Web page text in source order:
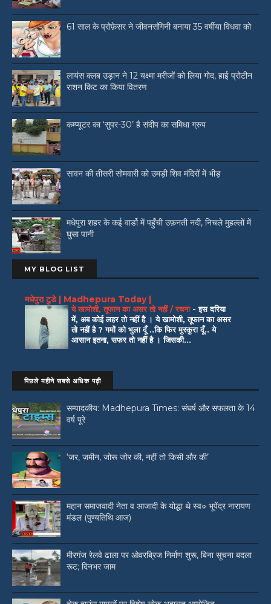
61 साल के प्रोफ़ेसर ने जीवनसंगिनी बनाया 35 वर्षीया विधवा को
लायंस क्लब उड़ान ने 12 यक्ष्मा मरीजों को लिया गोद, हाई प्रोटीन
राशन किट का किया वितरण
कम्प्यूटर का ‘सुपर-30’ है संदीप का समिधा ग्रुप
सावन की तीसरी सोमवारी को उमड़ी शिव मंदिरों में भीड़
मधेपुरा शहर के कई वार्डो में पहुँची उफ़नती नदी, निचले मुहल्लों में
घुसा पानी
MY BLOG LIST
मधेपुरा टुडे | Madhepura Today |
ये खामोशी, तूफान का असर तो नहीं / रचना -इस दरिया
में, अब कोई लहर तो नहीं है । ये खामोशी, तूफान का असर
तो नहीं है ? गमों को भुला दूँ ..कि फिर मुस्कुरा दूँ.. ये
आसान इतना, सफर तो नहीं है । जिसकी...
पिछले महीने सबसे अधिक पढ़ी
सम्पादकीय: Madhepura Times: संघर्ष और सफलता के 14
वर्ष पूरे
‘जर, जमीन, जोरू जोर की, नहीं तो किसी और की’
महान समाजवादी नेता व आजादी के योद्धा थे स्व० भूपेंद्र नारायण
मंडल (पुण्यतिथि आज)
मीरगंज रेलवे ढाला पर ओवरब्रिज निर्माण शुरू, बिना सूचना बदला
रूट; दिनभर जाम